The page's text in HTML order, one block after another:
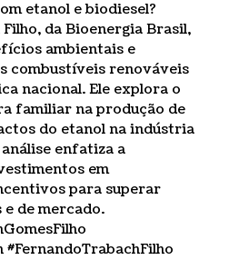
etanol e biodiesel?
da Bioenergia Brasil,
ambientais e
combustíveis renováveis
nacional. Ele explora o
familiar na produção de
do etanol na indústria
enfatiza a
em
para superar
de mercado.
#FernandoTrabachFilho